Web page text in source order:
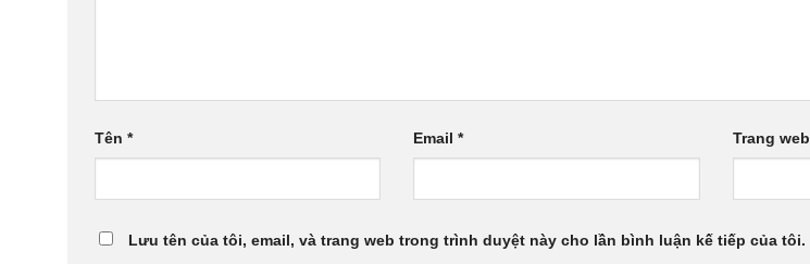
Tên * Email* Trang web
Lưu tên của tôi, email, và trang web trong trình duyệt này cho lần bình luận kế tiếp của tôi.